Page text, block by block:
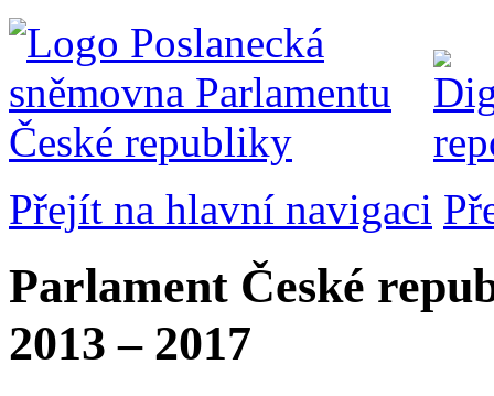
Přejít na hlavní navigaci
Parlament České
2013 – 2017